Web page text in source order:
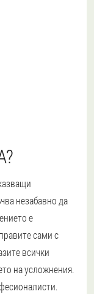
незабавно да
е
сами с
всички
на усложнения.